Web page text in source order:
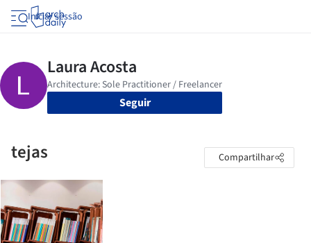
Iniciar sessão
Seguir
tejas Compartilhar